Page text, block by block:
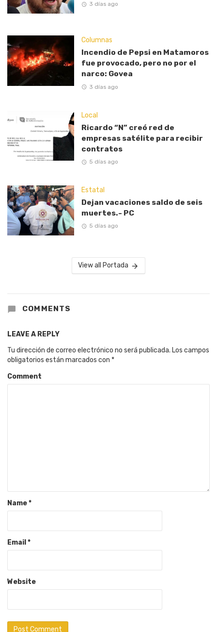
3 días ago
Columnas
Incendio de Pepsi en Matamoros
fue provocado, pero no por el
narco: Govea
3 días ago
Local
Ricardo “N” creó red de
empresas satélite para recibir
contratos
5 días ago
Estatal
Dejan vacaciones saldo de seis
muertes.- PC
5 días ago
View all Portada
COMMENTS
LEAVE A REPLY
Tu dirección de correo electrónico no será publicada. Los campos
obligatorios están marcados con *
Comment
Name*
Email *
Website